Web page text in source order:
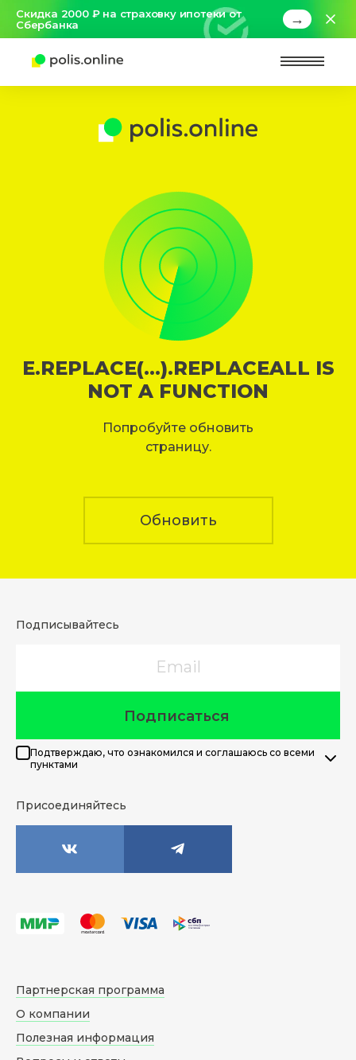
Скидка 2000 ₽ на страховку ипотеки от
Сбербанка
→
E.REPLACE(...).REPLACEALL IS
NOT A FUNCTION
Попробуйте обновить
страницу.
Обновить
Подписывайтесь
Подписаться
Подтверждаю, что ознакомился и соглашаюсь со всеми
пунктами
Присоединяйтесь
Партнерская программа
О компании
Полезная информация